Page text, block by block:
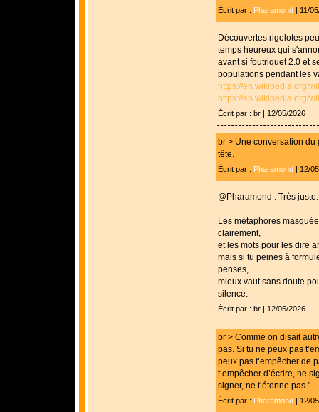
Écrit par : Pharamond| 11/
Découvertes rigolotes
temps heureux qui
avant si foutriquet 2.0 et
populations pendant les
https://en.wikipedia.org/
https://en.wikipedia.org/
Écrit par : br | 12/05/2026
br > Une conversation
tête.
Écrit par : Pharamond| 12/
@Pharamond : Très juste.
Les métaphores
clairement,
et les mots pour les dire
mais si tu peines à
penses,
mieux vaut sans doute
silence.
Écrit par : br | 12/05/2026
br > Comme on disait
pas. Si tu ne peux pas
peux pas t’empêcher de
t’empêcher d’écrire, ne
signer, ne t’étonne pas."
Écrit par : Pharamond| 12/